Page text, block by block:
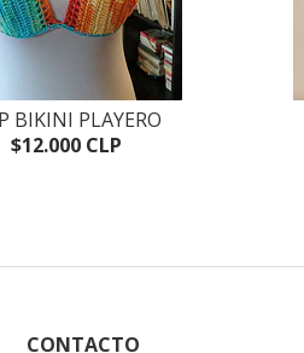
BIKINI PLAYERO
$12.000 CLP
CONTACTO